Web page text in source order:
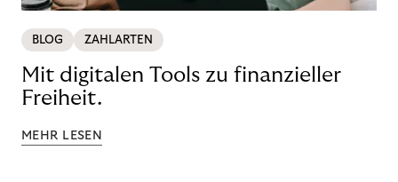
BLOG ZAHLARTEN
Mit digitalen Tools zu finanzieller
Freiheit.
MEHR LESEN